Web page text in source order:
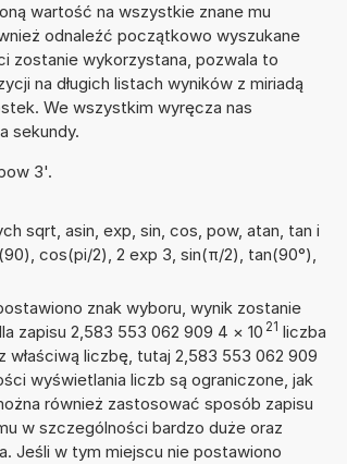
wartość na wszystkie znane mu
odnaleźć początkowo wyszukane
zostanie wykorzystana, pozwala to
na długich listach wyników z miriadą
We wszystkim wyręcza nas
sekundy.
3'.
sqrt, asin, exp, sin, cos, pow, atan, tan i
cos(pi/2), 2 exp 3, sin(π/2), tan(90°),
znak wyboru, wynik zostanie
zapisu 2,583 553 062 909 4 × 10 21 liczba
właściwą liczbę, tutaj 2,583 553 062 909
wyświetlania liczb są ograniczone, jak
również zastosować sposób zapisu
w szczególności bardzo duże oraz
Jeśli w tym miejscu nie postawiono